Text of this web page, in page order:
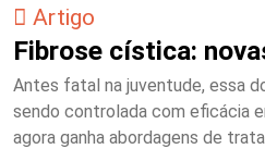
Artigo
Fibrose cística:
Antes fatal na juventude, essa
sendo controlada com eficácia
agora ganha abordagens de